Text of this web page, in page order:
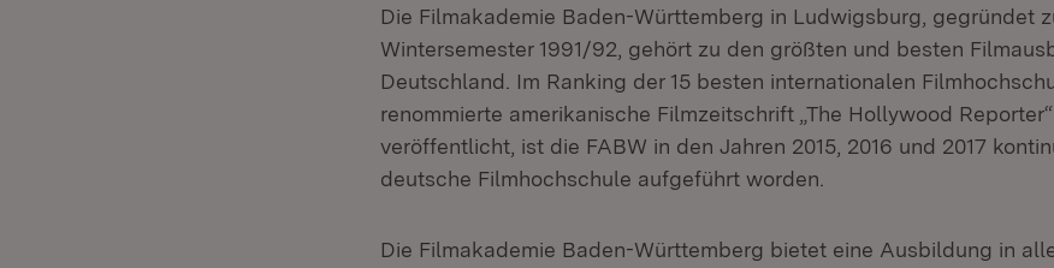
Die Filmakademie Baden-Württemberg in Ludwigsburg, gegründet
Wintersemester 1991/92, gehört zu den größten und besten
Deutschland. Im Ranking der 15 besten internationalen
renommierte amerikanische Filmzeitschrift „The Hollywood
veröffentlicht, ist die FABW in den Jahren 2015, 2016 und 2017
deutsche Filmhochschule aufgeführt worden.
Die Filmakademie Baden-Württemberg bietet eine Ausbildung in